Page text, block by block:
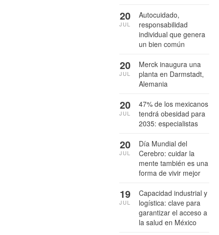
Autocuidado,
responsabilidad
individual que genera
un bien común
20
JUL
Merck inaugura una
planta en Darmstadt,
Alemania
20
JUL
47% de los mexicanos
tendrá obesidad para
2035: especialistas
20
JUL
Día Mundial del
Cerebro: cuidar la
mente también es una
forma de vivir mejor
20
JUL
Capacidad industrial y
logística: clave para
garantizar el acceso a
la salud en México
19
JUL